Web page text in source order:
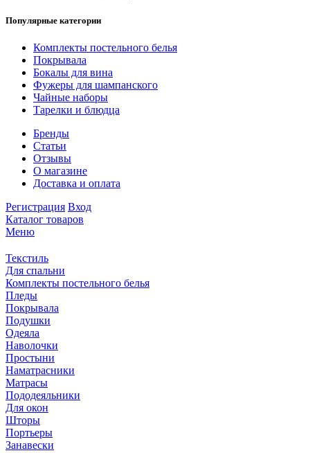
Популярные категории
Комплекты постельного белья
Покрывала
Бокалы для вина
Фужеры для шампанского
Чайные наборы
Тарелки и блюдца
Бренды
Статьи
Отзывы
О магазине
Доставка и оплата
Регистрация Вход
Каталог товаров
Меню
Текстиль
Для спальни
Комплекты постельного белья
Пледы
Покрывала
Подушки
Одеяла
Наволочки
Простыни
Наматрасники
Матрасы
Пододеяльники
Для окон
Шторы
Портьеры
Занавески